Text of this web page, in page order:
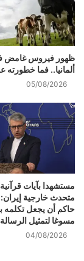
ظهور فيروس غامض
ألمانيا.. فما خطورته
05/08/2026
مستشهدا بآيات
متحدث خارجية إيران:
حاكم أن يجعل تكلمه
مسوغا لتمثيل
04/08/2026